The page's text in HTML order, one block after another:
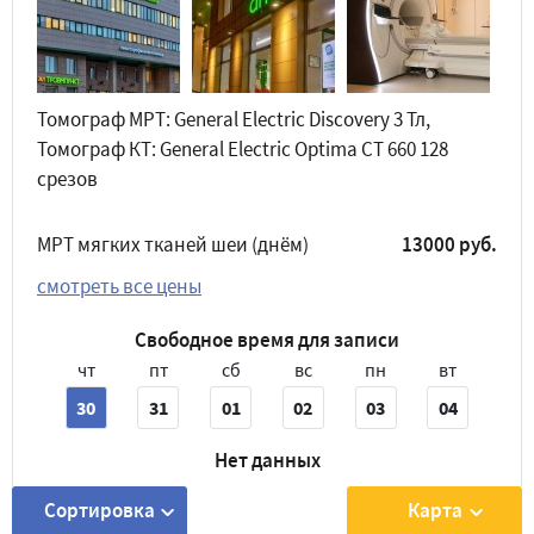
Сортировка Карта
Томограф МРТ: General Electric Discovery 3 Тл,
Томограф КТ: General Electric Optima CT 660 128
срезов
МРТ мягких тканей шеи (днём)
13000 руб.
смотреть все цены
Свободное время для записи
чт
30
пт
31
сб
01
вс
02
пн
03
вт
04
Нет данных